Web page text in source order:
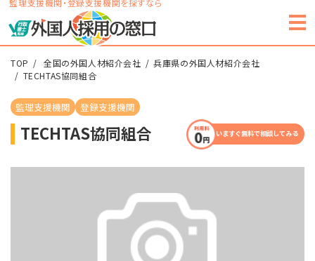
監理支援機関・登録支援機関を探すなら
TOP 全国の外国人材紹介会社
兵庫県の外国人材紹介会社
TECHTAS協同組合
監理支援機関 登録支援機関
TECHTAS協同組合 いますぐ無料で相談してみる